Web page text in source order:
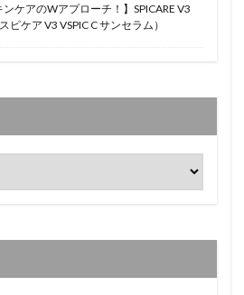
ンケアのWアプローチ！】SPICARE V3
ピケア V3 VSPIC C サンセラム）